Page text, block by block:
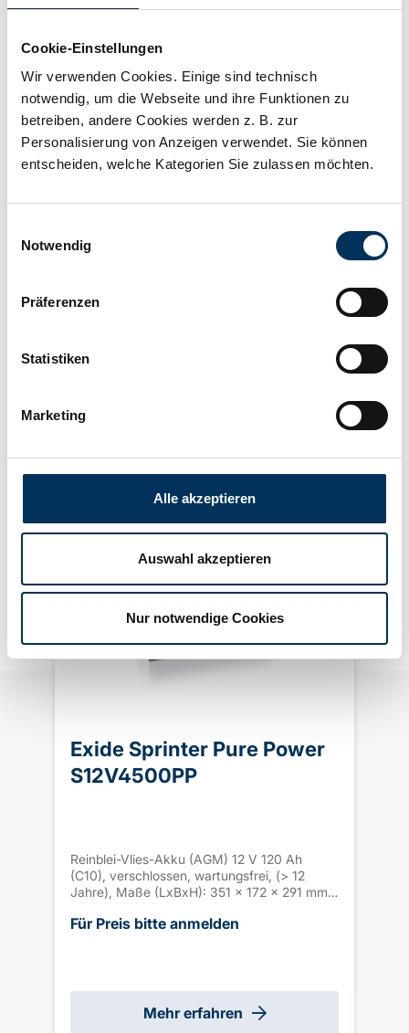
Cookie-Einstellungen
Wir verwenden Cookies. Einige sind technisch
notwendig, um die Webseite und ihre Funktionen zu
betreiben, andere Cookies werden z. B. zur
Personalisierung von Anzeigen verwendet. Sie können
entscheiden, welche Kategorien Sie zulassen möchten.
Notwendig
Präferenzen
Statistiken
Marketing
Alle akzeptieren
Auswahl akzeptieren
Nur notwendige Cookies
Gewicht: 42,2kg
Downloads
Datenblatt SSB Battery Pure Lead Power 610-
Alternative Artikel
Exide Sprinter Pure Power
S12V4500PP
Reinblei-Vlies-Akku (AGM) 12 V 120 Ah
(C10), verschlossen, wartungsfrei, (> 12
Jahre), Maße (LxBxH): 351 x 172 x 291 mm
Für Preis bitte anmelden
Mehr erfahren